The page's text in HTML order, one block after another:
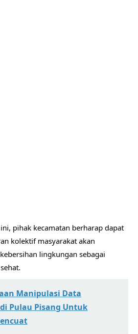
pihak kecamatan berharap dapat
kolektif masyarakat akan
lingkungan sebagai
Manipulasi Data
Pulau Pisang Untuk